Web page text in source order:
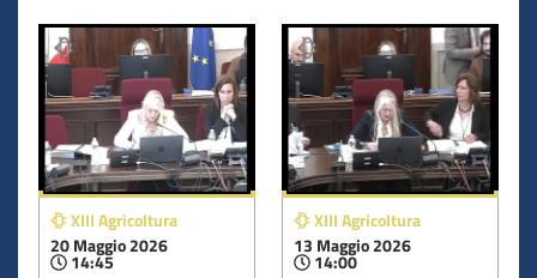
XIII Agricoltura
20 Maggio 2026
14:45
XIII Agricoltura
13 Maggio 2026
14:00